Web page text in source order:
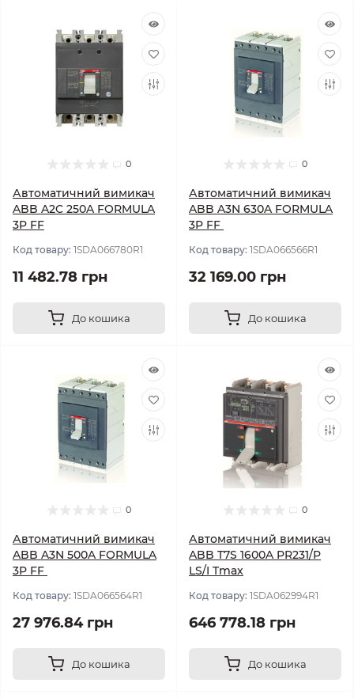
0
Автоматичний вимикач
ABB A2C 250A FORMULA
3P FF
Код товару: 1SDA066780R1
11 482.78 грн
До кошика
0
Автоматичний вимикач
ABB A3N 630A FORMULA
3P FF
Код товару: 1SDA066566R1
32 169.00 грн
До кошика
0
Автоматичний вимикач
ABB A3N 500A FORMULA
3P FF
Код товару: 1SDA066564R1
27 976.84 грн
До кошика
0
Автоматичний вимикач
ABB T7S 1600A PR231/P
LS/I Tmax
Код товару: 1SDA062994R1
646 778.18 грн
До кошика